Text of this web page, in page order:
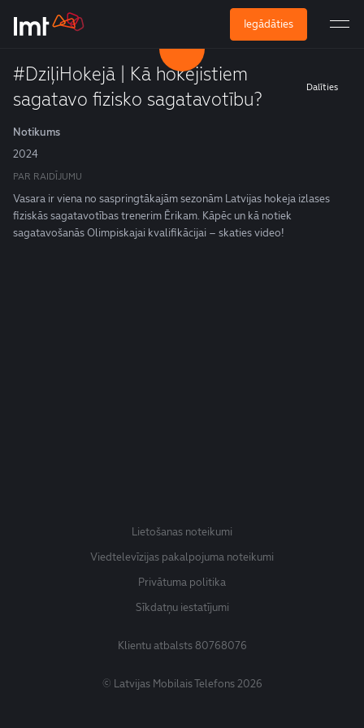
Iegādāties
#DziļiHokejā | Kā hokejistiem
sagatavo fizisko sagatavotību?
Dalīties
Notikums
2024
PAR RAIDĪJUMU
Vasara ir viena no saspringtākajām sezonām Latvijas hokeja izlases
fiziskās sagatavotības trenerim Ērikam. Kāpēc un kā notiek
sagatavošanās Olimpiskajai kvalifikācijai – skaties video!
Lietošanas noteikumi
Viedtelevīzijas pakalpojuma noteikumi
Privātuma politika
Sīkdatņu iestatījumi
Klientu atbalsts80768076
© Latvijas Mobilais Telefons 2026